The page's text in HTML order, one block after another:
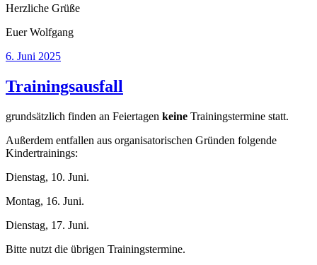
Herzliche Grüße
Euer Wolfgang
Veröffentlicht
6. Juni 2025
Trainingsausfall
grundsätzlich finden an Feiertagen keine Trainingstermine statt.
Außerdem entfallen aus organisatorischen Gründen folgende
Kindertrainings:
Dienstag, 10. Juni.
Montag, 16. Juni.
Dienstag, 17. Juni.
Bitte nutzt die übrigen Trainingstermine.